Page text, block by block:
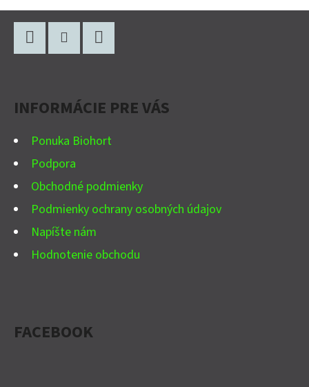
INFORMÁCIE PRE VÁS
Ponuka Biohort
Podpora
Obchodné podmienky
Podmienky ochrany osobných údajov
Napíšte nám
Hodnotenie obchodu
FACEBOOK